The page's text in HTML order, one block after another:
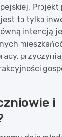
Projekt
to tylko
intencją
i